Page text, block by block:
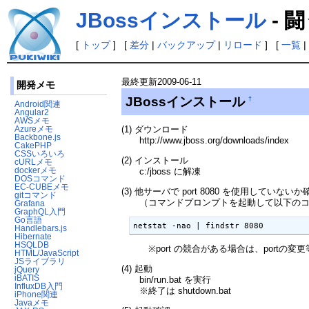
JBossインストール- 闘
[ トップ] [ 差分 | バックアップ| リロード ] [ 一覧 |
開発メモ
Android関連
Angular2
AWSメモ
Azureメモ
Backbone.js
CakePHP
CSSいろいろ
cURLメモ
dockerメモ
DOSコマンド
EC-CUBEメモ
gitコマンド
Grafana
GraphQL入門
Go言語
Handlebars.js
Hibernate
HSQLDB
HTML/JavaScript
JSライブラリ
jQuery
iBATIS
InfluxDB入門
iPhone関連
Javaメモ
最終更新2009-06-11
JBossインストール†
(1) ダウンロード
http://www.jboss.org/downloads/index
(2) インストール
c:/jboss に解凍
(3) 他サーバで port 8080 を使用していないか
（コマンドプロンプトを起動して以下の
netstat -nao | findstr 8080
※port の競合がある場合は、portの変更
(4) 起動
bin/run.bat を実行
※終了は shutdown.bat